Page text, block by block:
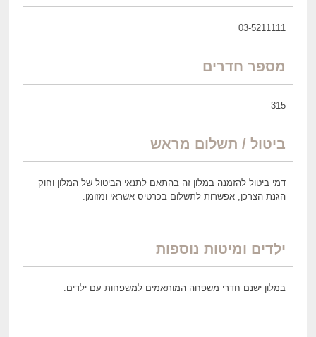
03-5211111
מספר חדרים
315
ביטול / תשלום מראש
דמי ביטול להזמנה במלון זה בהתאם לתנאי הביטול של המלון וחוק
הגנת הצרכן, אפשרות לתשלום בכרטיס אשראי ומזומן.
ילדים ומיטות נוספות
במלון ישנם חדרי משפחה המותאמים למשפחות עם ילדים.